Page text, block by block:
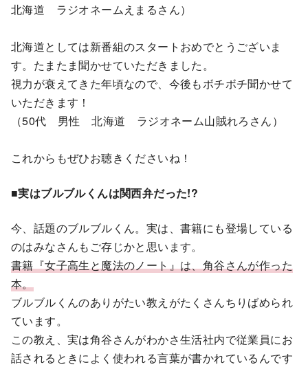
北海道 ラジオネームえまるさん）
北海道としては新番組のスタートおめでとうございま
す。たまたま聞かせていただきました。
視力が衰えてきた年頃なので、今後もボチボチ聞かせて
いただきます！
（50代 男性 北海道 ラジオネーム山賊れろさん）
これからもぜひお聴きくださいね！
■実はブルブルくんは関西弁だった!?
今、話題のブルブルくん。実は、書籍にも登場している
のはみなさんもご存じかと思います。
書籍『女子高生と魔法のノート』は、角谷さんが作った
本。
ブルブルくんのありがたい教えがたくさんちりばめられ
ています。
この教え、実は角谷さんがわかさ生活社内で従業員にお
話されるときによく使われる言葉が書かれているんです